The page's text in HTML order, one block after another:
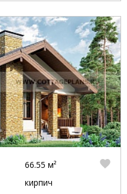
66.55 м²
кирпич